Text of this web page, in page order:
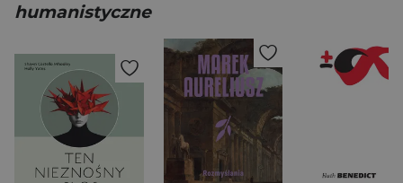
humanistyczne